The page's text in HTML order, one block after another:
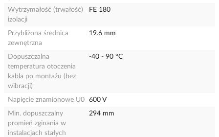
Wytrzymałość (trwałość)
izolacji
FE 180
Przybliżona średnica
zewnętrzna
19.6 mm
Dopuszczalna
temperatura otoczenia
kabla po montażu (bez
wibracji)
-40 - 90 °C
Napięcie znamionowe U0
600 V
Min. dopuszczalny
promień zginania w
instalacjach stałych
294 mm